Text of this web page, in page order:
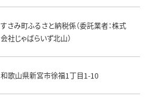
すさみ町ふるさと納税係（委託業者：株式
会社じゃばらいず北山）
和歌山県新宮市徐福1丁目1-10